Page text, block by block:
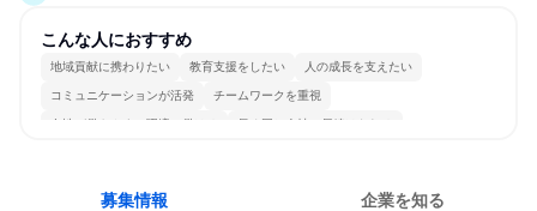
こんな人におすすめ
地域貢献に携わりたい 教育支援をしたい 人の成長を支えたい
コミュニケーションが活発 チームワークを重視
女性が働きやすい環境で働ける 長く同じ会社に居続けられる
募集情報 企業を知る